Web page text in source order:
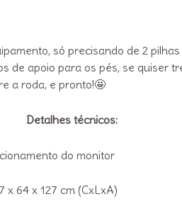
só precisando de 2
de apoio para os pés, se quiser
a roda, e pronto!🤩
Detalhes técnicos:
do monitor
x 64 x 127 cm (CxLxA)